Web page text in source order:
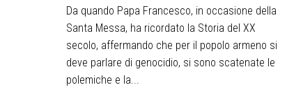
Da quando Papa Francesco, in occasione della
Santa Messa, ha ricordato la Storia del XX
secolo, affermando che per il popolo armeno si
deve parlare di genocidio, si sono scatenate le
polemiche e la...